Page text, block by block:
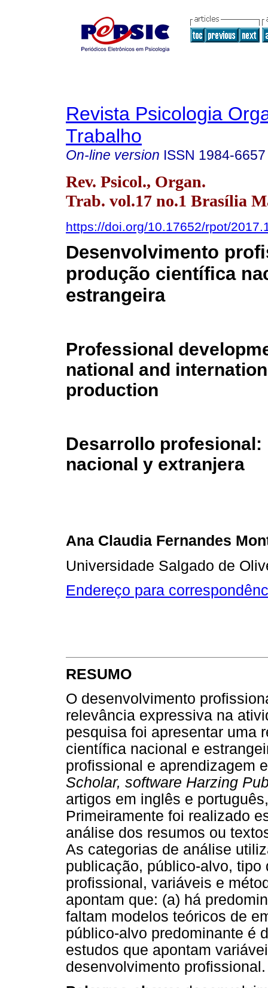
Revista Psicologia
Trabalho
On-line version ISSN 1984-6657
Rev. Psicol., Organ.
Trab. vol.17 no.1 Brasília
https://doi.org/10.17652/rpot/
Desenvolvimento
produção científica
estrangeira
Professional
national and
production
Desarrollo
nacional y extranjera
Ana Claudia Fernandes
Universidade Salgado de
Endereço para
RESUMO
O desenvolvimento
relevância expressiva na
pesquisa foi apresentar uma
científica nacional e
profissional e aprendizagem
Scholar, software Harzing
artigos em inglês e
Primeiramente foi realizado
análise dos resumos ou
As categorias de análise
publicação, público-alvo,
profissional, variáveis e
apontam que: (a) há
faltam modelos teóricos de
público-alvo predominante é
estudos que apontam
desenvolvimento profissional.